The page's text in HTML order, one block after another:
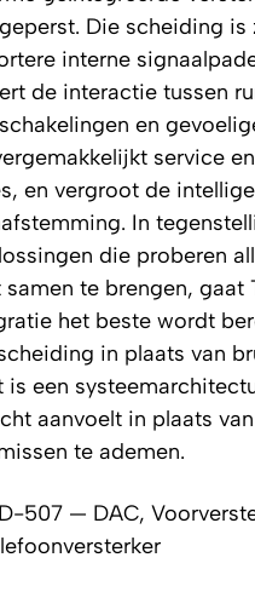
Die scheiding is
interne
de interactie tussen
en
service
en vergroot de
In
die proberen
samen te brengen, gaat
het beste wordt
in plaats van
is een
aanvoelt in plaats van
te ademen.
507 — DAC,